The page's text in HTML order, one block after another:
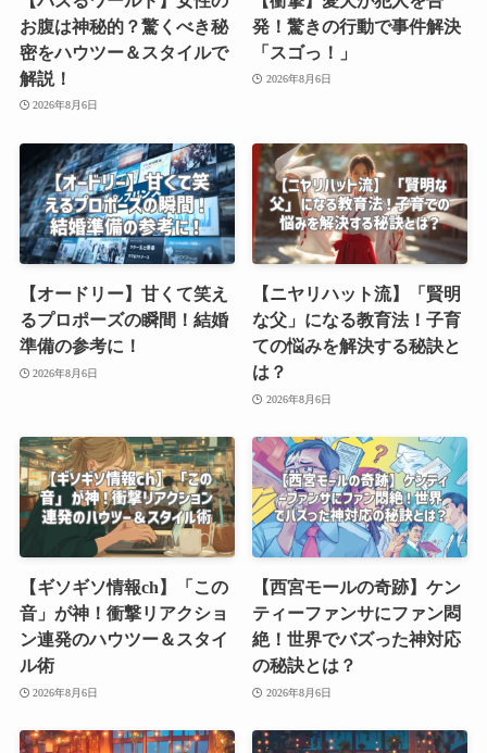
お腹は神秘的？驚くべき秘
密をハウツー＆スタイルで
解説！
2026年8月6日
発！驚きの行動で事件解決
「スゴっ！」
2026年8月6日
【オードリー】甘くて笑え
るプロポーズの瞬間！結婚
準備の参考に！
2026年8月6日
【ニヤリハット流】「賢明
な父」になる教育法！子育
ての悩みを解決する秘訣と
は？
2026年8月6日
【ギソギソ情報ch】「この
音」が神！衝撃リアクショ
ン連発のハウツー＆スタイ
ル術
2026年8月6日
【西宮モールの奇跡】ケン
ティーファンサにファン悶
絶！世界でバズった神対応
の秘訣とは？
2026年8月6日